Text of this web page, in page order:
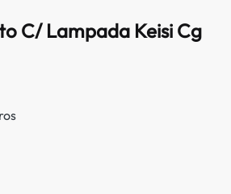
C/ Lampada Keisi Cg